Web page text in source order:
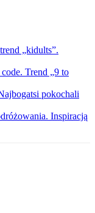
„kidults”.
Trend „9 to
pokochali
Inspiracją